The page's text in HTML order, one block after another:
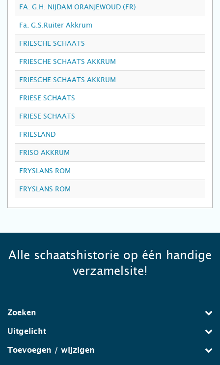
FA. G.H. NIJDAM ORANJEWOUD (FR)
Fa. G.S.Ruiter Akkrum
FRIESCHE SCHAATS
FRIESCHE SCHAATS AKKRUM
FRIESCHE SCHAATS AKKRUM
FRIESE SCHAATS
FRIESE SCHAATS
FRIESLAND
FRISO AKKRUM
FRYSLANS ROM
FRYSLANS ROM
Alle schaatshistorie op één handige
verzamelsite!
Zoeken
Uitgelicht
Toevoegen / wijzigen